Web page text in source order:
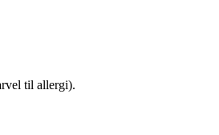
til allergi).